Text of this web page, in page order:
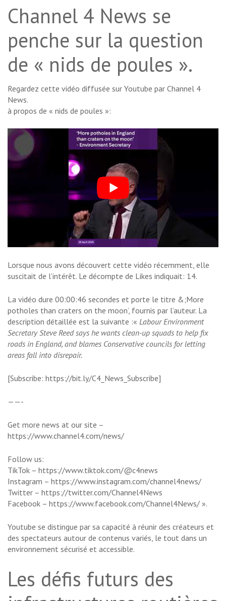
Channel 4 News se
penche sur la question
de « nids de poules ».
Regardez cette vidéo diffusée sur Youtube par Channel 4
News.
à propos de « nids de poules »:
Lorsque nous avons découvert cette vidéo récemment, elle
suscitait de l’intérêt. Le décompte de Likes indiquait: 14.
La vidéo dure 00:00:46 secondes et porte le titre &;More
potholes than craters on the moon’, fournis par l’auteur. La
description détaillée est la suivante :« Labour Environment
Secretary Steve Reed says he wants clean-up squads to help fix
roads in England, and blames Conservative councils for letting
areas fall into disrepair.
[Subscribe: https://bit.ly/C4_News_Subscribe]
——-
Get more news at our site –
https://www.channel4.com/news/
Follow us:
TikTok – https://www.tiktok.com/@c4news
Instagram – https://www.instagram.com/channel4news/
Twitter – https://twitter.com/Channel4News
Facebook – https://www.facebook.com/Channel4News/ ».
Youtube se distingue par sa capacité à réunir des créateurs et
des spectateurs autour de contenus variés, le tout dans un
environnement sécurisé et accessible.
Les défis futurs des